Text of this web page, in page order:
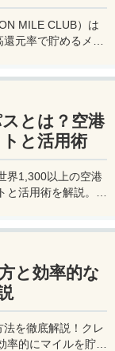
MILE CLUB）は
元率で貯めるメリ
とは？空港
と活用術
界1,300以上の空港
活用術を解説。セ
と効率的な
を徹底解説！クレ
率的にマイルを貯